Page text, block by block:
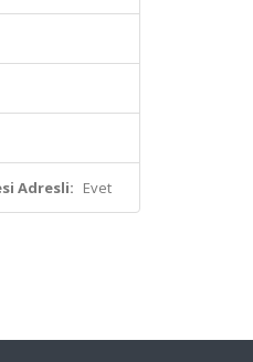
Adresli: Evet